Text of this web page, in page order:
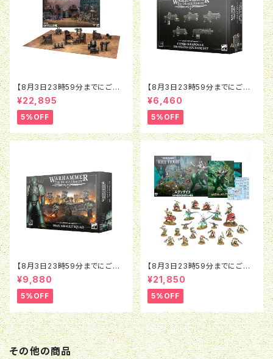
【8月3日23時59分までにご予
約で5％OFF】ウォーハンマー4
0K：コンバットパトロール：バト
ルゾーン
¥22,895
5%OFF
【8月3日23時59分までにご予
約で5％OFF】ホルスヘレシー：
レギオネス・アスタルテス：コン
ビウェポン＆ショットガン アップ
グレード
¥6,460
5%OFF
【8月3日23時59分までにご予
約で5％OFF】ホルスヘレシー：
レギオネス・アスタルテス：MkIV
アサルト・スカッド
¥9,880
5%OFF
【8月3日23時59分までにご予
約で5％OFF】ウォーハンマー4
0K：キルチーム：エクソダイト
（日本語版）
¥21,850
5%OFF
その他の商品